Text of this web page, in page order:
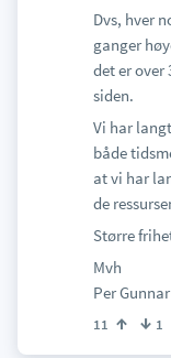
Dvs, hver
ganger
det er over
siden.
Vi har
både
at vi har
de
Større
Mvh
Per
11 1